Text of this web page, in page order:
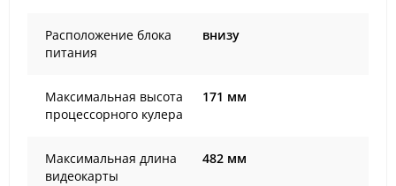
Расположение блока
питания
внизу
Максимальная высота
процессорного кулера
171 мм
Максимальная длина
видеокарты
482 мм